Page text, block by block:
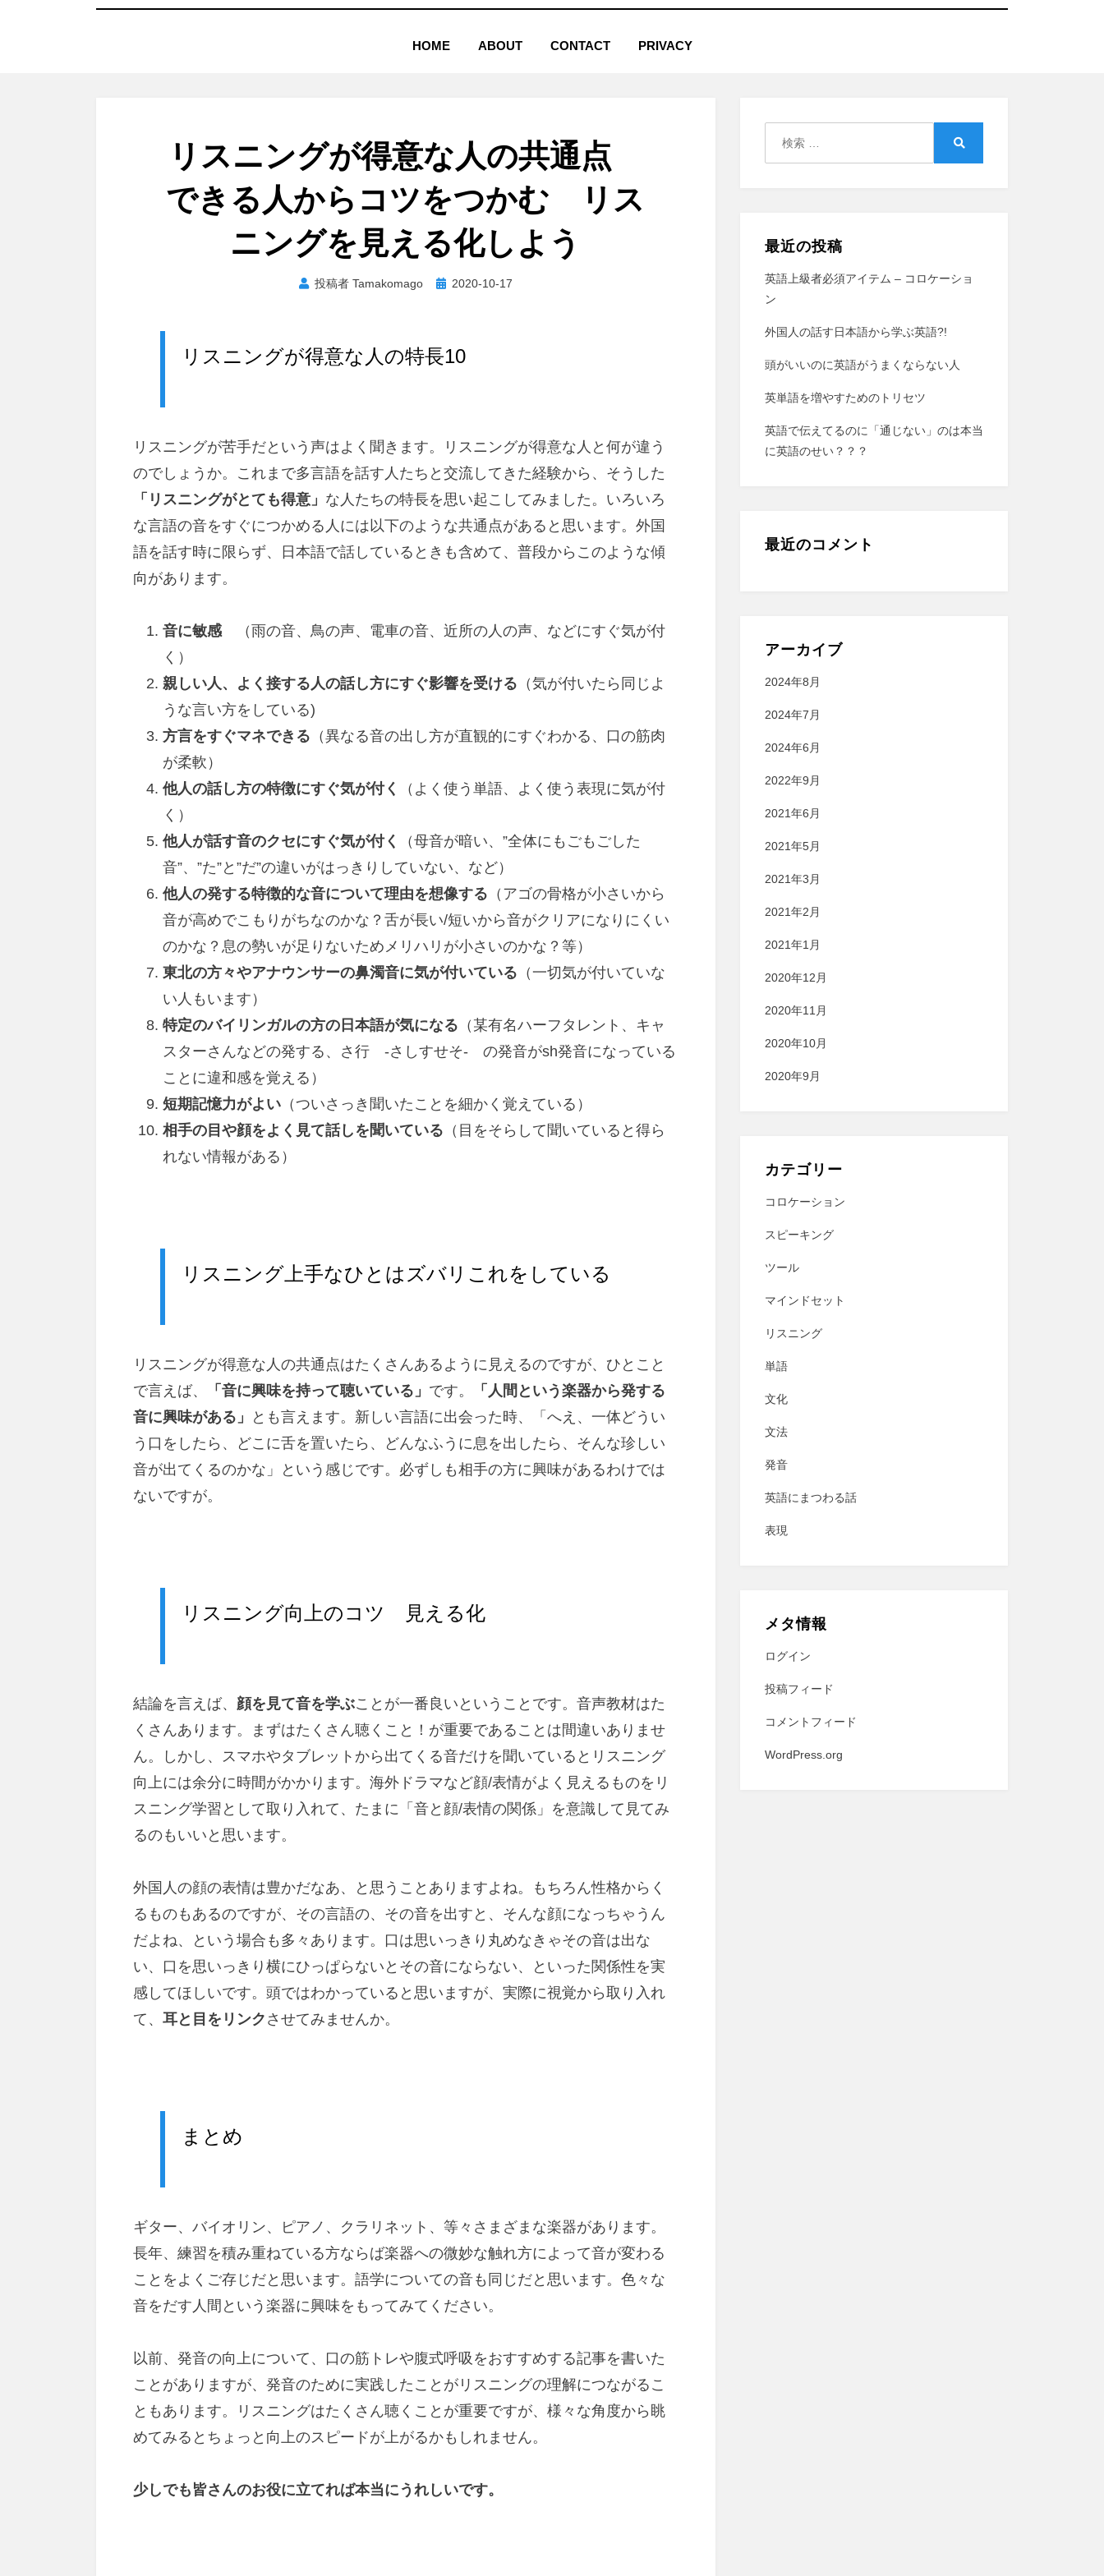
HOME ABOUT CONTACT PRIVACY
リスニングが得意な人の共通点
できる人からコツをつかむ リス
ニングを見える化しよう
投稿者 Tamakomago
投 2020-10-17
リスニングが得意な人の特長10
リスニングが苦手だという声はよく聞きます。リスニングが得意な人と何が違う
のでしょうか。これまで多言語を話す人たちと交流してきた経験から、そうした
「リスニングがとても得意」 な人たちの特長を思い起こしてみました。いろいろ
な言語の音をすぐにつかめる人には以下のような共通点があると思います。外国
語を話す時に限らず、日本語で話しているときも含めて、普段からこのような傾
向があります。
音に敏感（雨の音、鳥の声、電車の音、近所の人の声、などにすぐ気が付
く）
親しい人、よく接する人の話し方にすぐ影響を受ける （気が付いたら同じよ
うな言い方をしている)
方言をすぐマネできる （異なる音の出し方が直観的にすぐわかる、口の筋肉
が柔軟）
他人の話し方の特徴にすぐ気が付く
（よく使う単語、よく使う表現に気が付
く）
他人が話す音のクセにすぐ気が付く
（母音が暗い、”全体にもごもごした
音”、”た”と”だ”の違いがはっきりしていない、など）
他人の発する特徴的な音について理由を想像する （アゴの骨格が小さいから
音が高めでこもりがちなのかな？舌が長い/短いから音がクリアになりにくい
のかな？息の勢いが足りないためメリハリが小さいのかな？等）
東北の方々やアナウンサーの鼻濁音に気が付いている （一切気が付いていな
い人もいます）
特定のバイリンガルの方の日本語が気になる （某有名ハーフタレント、キャ
スターさんなどの発する、さ行 -さしすせそ- の発音がsh発音になっている
ことに違和感を覚える）
短期記憶力がよい （ついさっき聞いたことを細かく覚えている）
相手の目や顔をよく見て話しを聞いている （目をそらして聞いていると得ら
れない情報がある）
リスニング上手なひとはズバリこれをしている
リスニングが得意な人の共通点はたくさんあるように見えるのですが、ひとこと
で言えば、
「音に興味を持って聴いている」 です。
「人間という楽器から発する
音に興味がある」
とも言えます。新しい言語に出会った時、「へえ、一体どうい
う口をしたら、どこに舌を置いたら、どんなふうに息を出したら、そんな珍しい
音が出てくるのかな」という感じです。必ずしも相手の方に興味があるわけでは
ないですが。
リスニング向上のコツ 見える化
結論を言えば、 顔を見て音を学ぶことが一番良いということです。音声教材はた
くさんあります。まずはたくさん聴くこと！が重要であることは間違いありませ
ん。しかし、スマホやタブレットから出てくる音だけを聞いているとリスニング
向上には余分に時間がかかります。海外ドラマなど顔/表情がよく見えるものをリ
スニング学習として取り入れて、たまに「音と顔/表情の関係」を意識して見てみ
るのもいいと思います。
外国人の顔の表情は豊かだなあ、と思うことありますよね。もちろん性格からく
るものもあるのですが、その言語の、その音を出すと、そんな顔になっちゃうん
だよね、という場合も多々あります。口は思いっきり丸めなきゃその音は出な
い、口を思いっきり横にひっぱらないとその音にならない、といった関係性を実
感してほしいです。頭ではわかっていると思いますが、実際に視覚から取り入れ
て、 耳と目をリンク させてみませんか。
まとめ
ギター、バイオリン、ピアノ、クラリネット、等々さまざまな楽器があります。
長年、練習を積み重ねている方ならば楽器への微妙な触れ方によって音が変わる
ことをよくご存じだと思います。語学についての音も同じだと思います。色々な
音をだす人間という楽器に興味をもってみてください。
以前、発音の向上について、口の筋トレや腹式呼吸をおすすめする記事を書いた
ことがありますが、発音のために実践したことがリスニングの理解につながるこ
ともあります。リスニングはたくさん聴くことが重要ですが、様々な角度から眺
めてみるとちょっと向上のスピードが上がるかもしれません。
少しでも皆さんのお役に立てれば本当にうれしいです。
最近の投稿
英語上級者必須アイテム – コロケーショ
ン
外国人の話す日本語から学ぶ英語?!
頭がいいのに英語がうまくならない人
英単語を増やすためのトリセツ
英語で伝えてるのに「通じない」のは本当
に英語のせい？？？
最近のコメント
アーカイブ
2024年8月
2024年7月
2024年6月
2022年9月
2021年6月
2021年5月
2021年3月
2021年2月
2021年1月
2020年12月
2020年11月
2020年10月
2020年9月
カテゴリー
コロケーション
スピーキング
ツール
マインドセット
リスニング
単語
文化
文法
発音
英語にまつわる話
表現
メタ情報
ログイン
投稿フィード
コメントフィード
WordPress.org